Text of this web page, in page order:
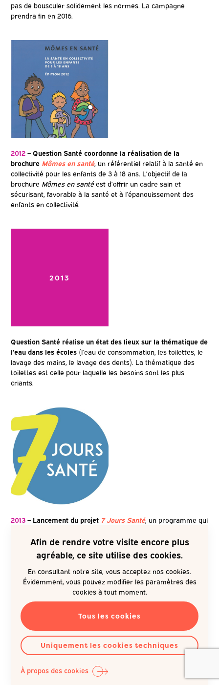
pas de bousculer solidement les normes. La campagne
prendra fin en 2016.
2012 – Question Santé coordonne la réalisation de la
brochure Mômes en santé, un référentiel relatif à la santé en
collectivité pour les enfants de 3 à 18 ans. L’objectif de la
brochure Mômes en santéest d’offrir un cadre sain et
sécurisant, favorable à la santé et à l’épanouissement des
enfants en collectivité.
2013
Question Santé réalise un état des lieux sur la thématique de
l’eau dans les écoles (l’eau de consommation, les toilettes, le
lavage des mains, le lavage des dents). La thématique des
toilettes est celle pour laquelle les besoins sont les plus
criants.
2013 – Lancement du projet 7 Jours Santé, un programme qui
2014
Trois écoles-pilotes mènent un projet de réaménagement des
toilettes , accompagnées par Question Santé et l’asbl Jeune Et
Afin de rendre votre visite encore plus
agréable, ce site utilise des cookies.
En consultant notre site, vous acceptez nos cookies.
Évidemment, vous pouvez modifier les paramètres des
cookies à tout moment.
Tous les cookies
Uniquement les cookies techniques
À propos des cookies